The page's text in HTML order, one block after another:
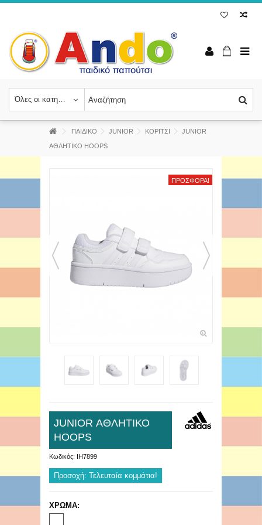
Όλες οι κατηγορίες
ΠΑΙΔΙΚΟ JUNIOR ΚΟΡΙΤΣΙ JUNIOR
ΑΘΛΗΤΙΚΟ HOOPS
ΠΡΟΣΦΟΡΆ!
JUNIOR ΑΘΛΗΤΙΚΟ
HOOPS
Κωδικός: IH7899
Προσοχή: Τελευταία κομμάτια!
ΧΡΩΜΑ: